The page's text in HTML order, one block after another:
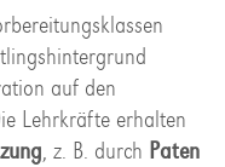
auf den
Lehrkräfte erhalten
, z. B. durch Paten